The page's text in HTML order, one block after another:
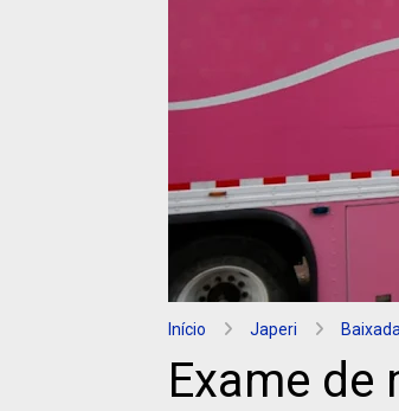
Início Japeri
Exame de